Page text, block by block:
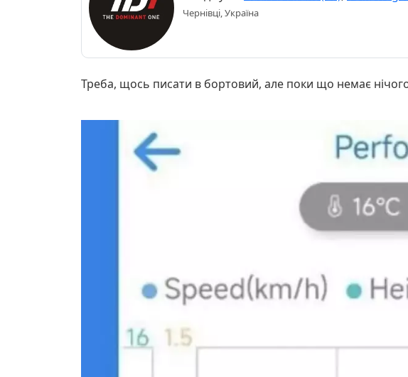
Чернівці, Україна
Треба, щось писати в бортовий, але поки що немає